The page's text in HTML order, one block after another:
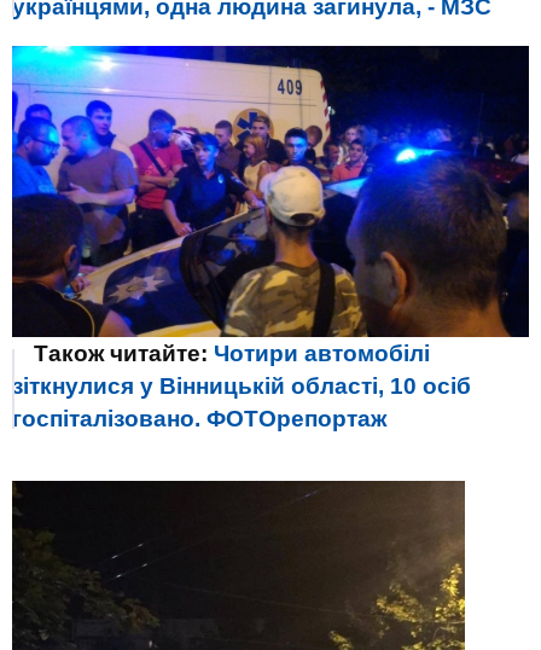
українцями, одна людина загинула, - МЗС
Також читайте: Чотири автомобілі
зіткнулися у Вінницькій області, 10 осіб
госпіталізовано. ФОТОрепортаж